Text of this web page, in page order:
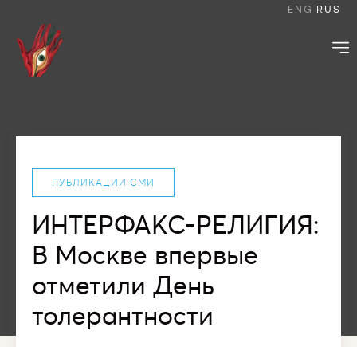
ENG RUS
ПУБЛИКАЦИИ СМИ
ИНТЕРФАКС-РЕЛИГИЯ:
В Москве впервые
отметили День
толерантности